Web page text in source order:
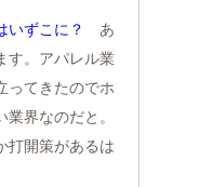
いずこに？
あ
す。アパレル業
ってきたのでホ
界なのだと。
打開策があるは